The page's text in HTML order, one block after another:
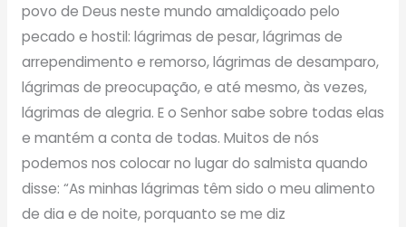
povo de Deus neste mundo amaldiçoado pelo
pecado e hostil: lágrimas de pesar, lágrimas de
arrependimento e remorso, lágrimas de desamparo,
lágrimas de preocupação, e até mesmo, às vezes,
lágrimas de alegria. E o Senhor sabe sobre todas elas
e mantém a conta de todas. Muitos de nós
podemos nos colocar no lugar do salmista quando
disse: “As minhas lágrimas têm sido o meu alimento
de dia e de noite, porquanto se me diz